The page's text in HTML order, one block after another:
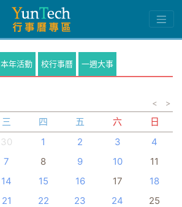
本年活動 校行事曆 一週大事
< >
三 四 五 六
日
30 1 2 3
4
7 8 9 10
11
14 15 16 17
18
21 22 23 24
25